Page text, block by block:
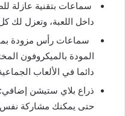
سماعات بتقنية عازلة
داخل اللعبة، وتعزل لك
سماعات رأس مزودة
المودة بالميكروفون
دائما في الألعاب
ذراع بلاي ستيشن
حتى يمكنك مشاركة نفس